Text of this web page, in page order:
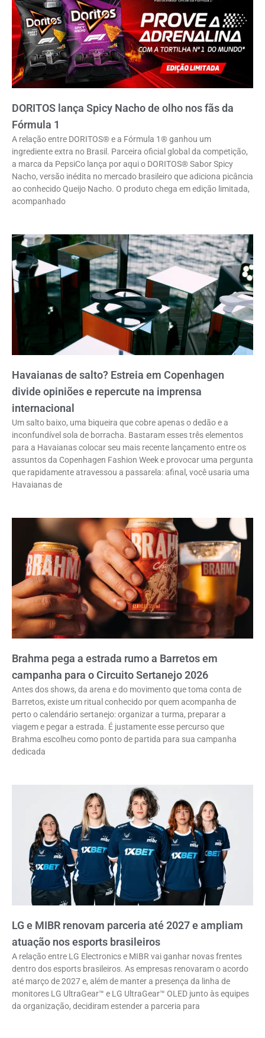
DORITOS lança Spicy Nacho de olho nos fãs da
Fórmula 1
A relação entre DORITOS® e a Fórmula 1® ganhou um
ingrediente extra no Brasil. Parceira oficial global da competição,
a marca da PepsiCo lança por aqui o DORITOS® Sabor Spicy
Nacho, versão inédita no mercado brasileiro que adiciona picância
ao conhecido Queijo Nacho. O produto chega em edição limitada,
acompanhado
Havaianas de salto? Estreia em Copenhagen
divide opiniões e repercute na imprensa
internacional
Um salto baixo, uma biqueira que cobre apenas o dedão e a
inconfundível sola de borracha. Bastaram esses três elementos
para a Havaianas colocar seu mais recente lançamento entre os
assuntos da Copenhagen Fashion Week e provocar uma pergunta
que rapidamente atravessou a passarela: afinal, você usaria uma
Havaianas de
Brahma pega a estrada rumo a Barretos em
campanha para o Circuito Sertanejo 2026
Antes dos shows, da arena e do movimento que toma conta de
Barretos, existe um ritual conhecido por quem acompanha de
perto o calendário sertanejo: organizar a turma, preparar a
viagem e pegar a estrada. É justamente esse percurso que
Brahma escolheu como ponto de partida para sua campanha
dedicada
LG e MIBR renovam parceria até 2027 e ampliam
atuação nos esports brasileiros
A relação entre LG Electronics e MIBR vai ganhar novas frentes
dentro dos esports brasileiros. As empresas renovaram o acordo
até março de 2027 e, além de manter a presença da linha de
monitores LG UltraGear™ e LG UltraGear™ OLED junto às equipes
da organização, decidiram estender a parceria para